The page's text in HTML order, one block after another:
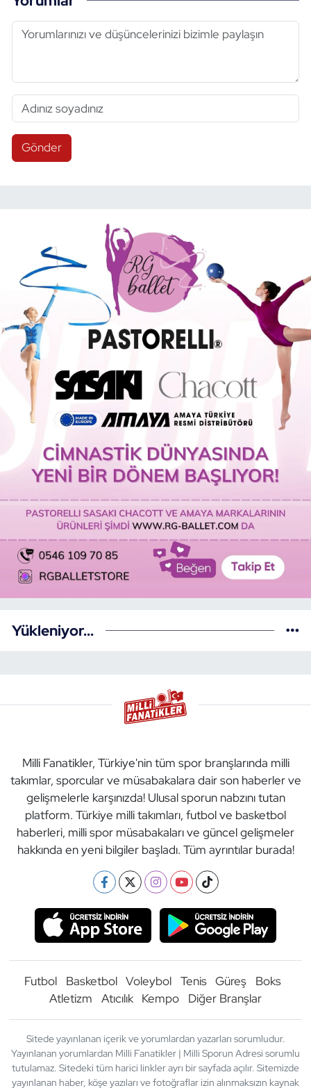
Gönder
Yükleniyor...
Milli Fanatikler, Türkiye'nin tüm spor branşlarında milli
takımlar, sporcular ve müsabakalara dair son haberler ve
gelişmelerle karşınızda! Ulusal sporun nabzını tutan
platform. Türkiye milli takımları, futbol ve basketbol
haberleri, milli spor müsabakaları ve güncel gelişmeler
hakkında en yeni bilgiler başladı. Tüm ayrıntılar burada!
Futbol Basketbol Voleybol Tenis Güreş
Boks
Atletizm
Atıcılık Kempo Diğer Branşlar
Sitede yayınlanan içerik ve yorumlardan yazarları sorumludur.
Yayınlanan yorumlardan Milli Fanatikler | Milli Sporun Adresi sorumlu
tutulamaz. Sitedeki tüm harici linkler ayrı bir sayfada açılır. Sitemizde
yayınlanan haber, köşe yazıları ve fotoğraflar izin alınmaksızın kaynak